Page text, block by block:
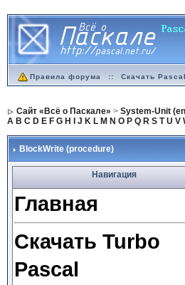
Правила форума :: Скачать Pascal
Сайт «Всё о Паскале» > System-Unit
A B C D E F G H J K L M N O P Q R S T U V
BlockWrite (procedure)
Навигация
Главная
Скачать Turbo
Pascal